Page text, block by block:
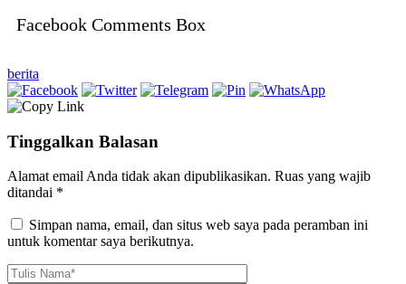
Facebook Comments Box
berita
Tinggalkan Balasan
Alamat email Anda tidak akan dipublikasikan. Ruas yang wajib
ditandai *
Simpan nama, email, dan situs web saya pada peramban ini
untuk komentar saya berikutnya.